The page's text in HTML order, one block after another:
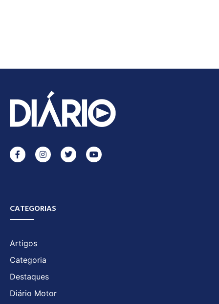
CATEGORIAS
Artigos
Categoria
Destaques
Diário Motor